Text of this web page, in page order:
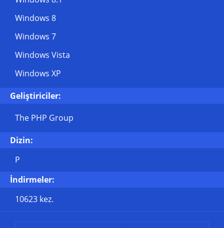
Windows 8
Windows 7
Windows Vista
Windows XP
Geliştiriciler:
The PHP Group
Dizin:
P
İndirmeler:
10623 kez.